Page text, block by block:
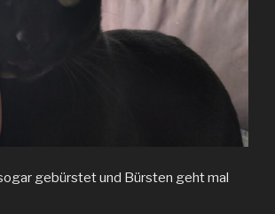
gebürstet und Bürsten geht mal